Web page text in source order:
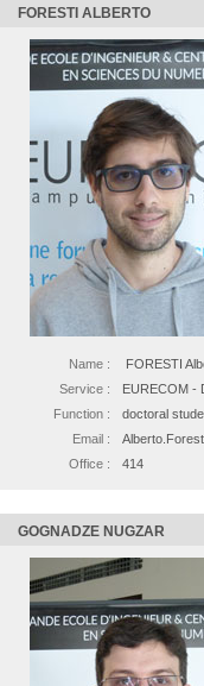
FORESTI ALBERTO
Name :
FORESTI
Service :
EURECOM -
Function :
doctoral
Email :
Office :
414
GOGNADZE NUGZAR